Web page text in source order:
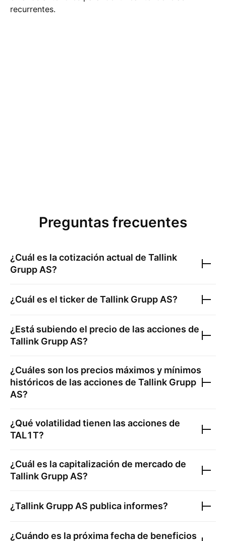
recurrentes.
Preguntas frecuentes
¿Cuál es la cotización actual de Tallink
Grupp AS?
¿Cuál es el ticker de Tallink Grupp AS?
¿Está subiendo el precio de las acciones de
Tallink Grupp AS?
¿Cuáles son los precios máximos y mínimos
históricos de las acciones de Tallink Grupp
AS?
¿Qué volatilidad tienen las acciones de
TAL1T?
¿Cuál es la capitalización de mercado de
Tallink Grupp AS?
¿Tallink Grupp AS publica informes?
¿Cuándo es la próxima fecha de beneficios